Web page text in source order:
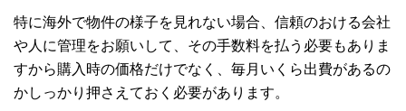
特に海外で物件の様子を見れない場合、信頼のおける会社
や人に管理をお願いして、その手数料を払う必要もありま
すから購入時の価格だけでなく、毎月いくら出費があるの
かしっかり押さえておく必要があります。